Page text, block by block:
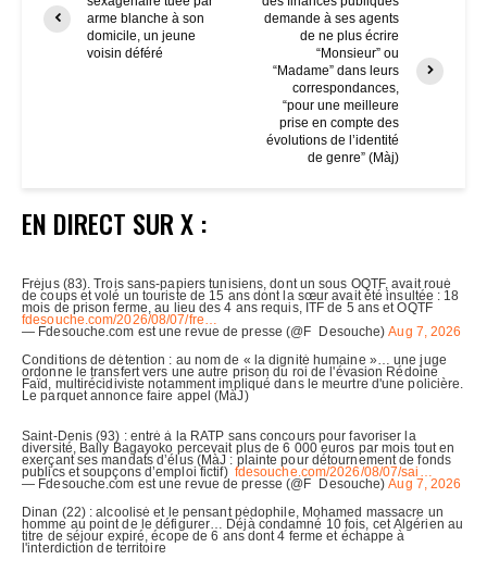
arme blanche à son
domicile, un jeune
voisin déféré
demande à ses agents
de ne plus écrire
“Monsieur” ou
“Madame” dans leurs
correspondances,
“pour une meilleure
prise en compte des
évolutions de l’identité
de genre” (Màj)
EN DIRECT SUR X :